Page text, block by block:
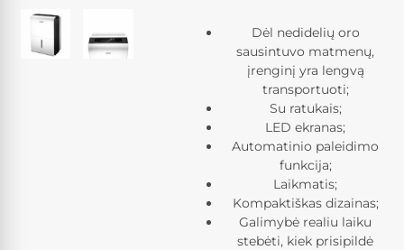
Dėl nedidelių oro
sausintuvo matmenų,
įrenginį yra lengvą
transportuoti;
Su ratukais;
LED ekranas;
Automatinio paleidimo
funkcija;
Laikmatis;
Kompaktiškas dizainas;
Galimybė realiu laiku
stebėti, kiek prisipildė